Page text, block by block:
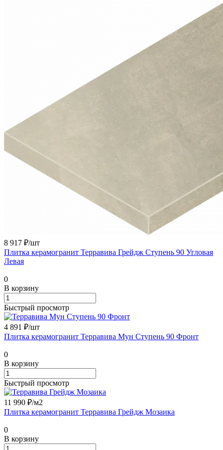
8 917 ₽/шт
Плитка керамогранит Терравива Грейдж Ступень 90 Угловая
Левая
0
В корзину
Быстрый просмотр
4 891 ₽/шт
Плитка керамогранит Терравива Мун Ступень 90 Фронт
0
В корзину
Быстрый просмотр
11 990 ₽/м2
Плитка керамогранит Терравива Грейдж Мозаика
0
В корзину